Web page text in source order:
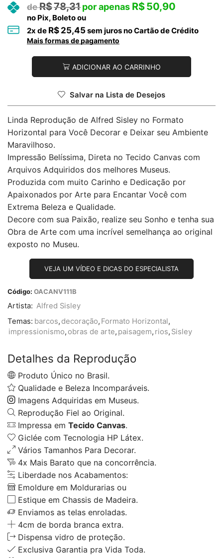
R$78,31 R$50,90
no Pix, Boleto ou
2x de R$ 25,45 sem juros no Cartão de Crédito
Mais formas de pagamento
ADICIONAR AO CARRINHO
Salvar na Lista de Desejos
Linda Reprodução de Alfred Sisley no Formato
Horizontal para Você Decorar e Deixar seu Ambiente
Maravilhoso.
Impressão Belíssima, Direta no Tecido Canvas com
Arquivos Adquiridos dos melhores Museus.
Produzida com muito Carinho e Dedicação por
Apaixonados por Arte para Encantar Você com
Extrema Beleza e Qualidade.
Decore com sua Paixão, realize seu Sonho e tenha sua
Obra de Arte com uma incrível semelhança ao original
exposto no Museu.
VEJA UM VÍDEO E DICAS DO ESPECIALISTA
Código: OACANV111B
Artista: Alfred Sisley
Temas: barcos, decoração, Formato Horizontal,
impressionismo, obras de arte, paisagem, rios, Sisley
Detalhes da Reprodução
Produto Único no Brasil.
Qualidade e Beleza Incomparáveis.
Imagens Adquiridas em Museus.
Reprodução Fiel ao Original.
Impressa em Tecido Canvas.
Giclée com Tecnologia HP Látex.
Vários Tamanhos Para Decorar.
4x Mais Barato que na concorrência.
Liberdade nos Acabamentos:
Emoldure em Moldurarias ou
Estique em Chassis de Madeira.
Enviamos as telas enroladas.
4cm de borda branca extra.
Dispensa vidro de proteção.
Exclusiva Garantia pra Vida Toda.